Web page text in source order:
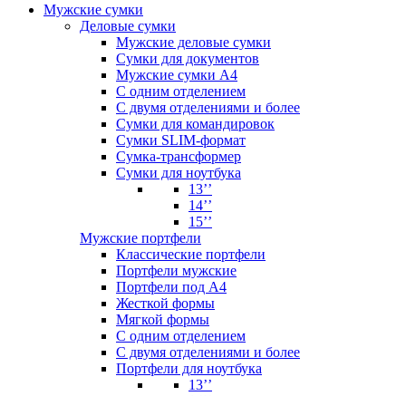
Мужские сумки
Деловые сумки
Мужские деловые сумки
Сумки для документов
Мужские сумки А4
С одним отделением
С двумя отделениями и более
Сумки для командировок
Сумки SLIM-формат
Сумка-трансформер
Сумки для ноутбука
13’’
14’’
15’’
Мужские портфели
Классические портфели
Портфели мужские
Портфели под А4
Жесткой формы
Мягкой формы
С одним отделением
С двумя отделениями и более
Портфели для ноутбука
13’’